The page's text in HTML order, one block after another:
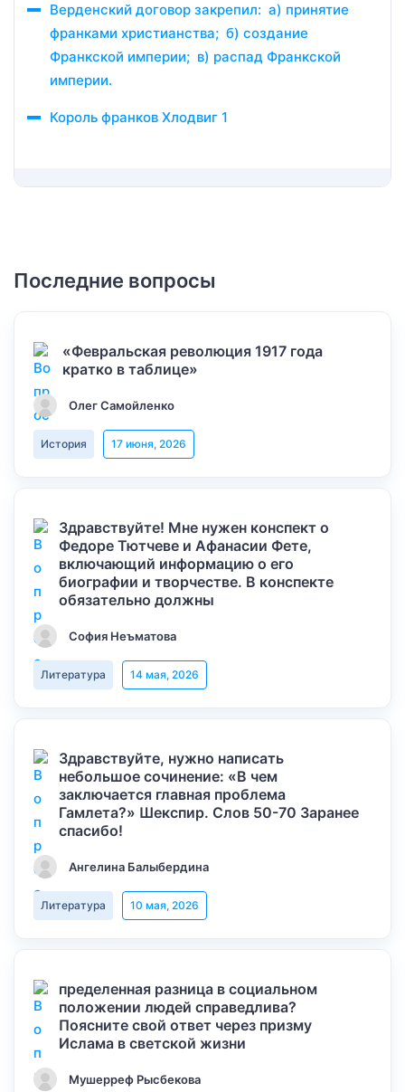
Верденский договор закрепил: а) принятие
франками христианства; б) создание
Франкской империи; в) распад Франкской
империи.
Король франков Хлодвиг 1
Последние вопросы
«Февральская революция 1917 года
кратко в таблице»
Олег Самойленко
История 17 июня, 2026
Здравствуйте! Мне нужен конспект о
Федоре Тютчеве и Афанасии Фете,
включающий информацию о его
биографии и творчестве. В конспекте
обязательно должны
София Неъматова
Литература 14 мая, 2026
Здравствуйте, нужно написать
небольшое сочинение: «В чем
заключается главная проблема
Гамлета?» Шекспир. Слов 50-70 Заранее
спасибо!
Ангелина Балыбердина
Литература 10 мая, 2026
пределенная разница в социальном
положении людей справедлива?
Поясните свой ответ через призму
Ислама в светской жизни
Мушерреф Рысбекова